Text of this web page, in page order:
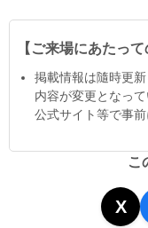
【ご来場にあたって
掲載情報は隨時更
内容が変更となっ
公式サイト等で事
こ
X